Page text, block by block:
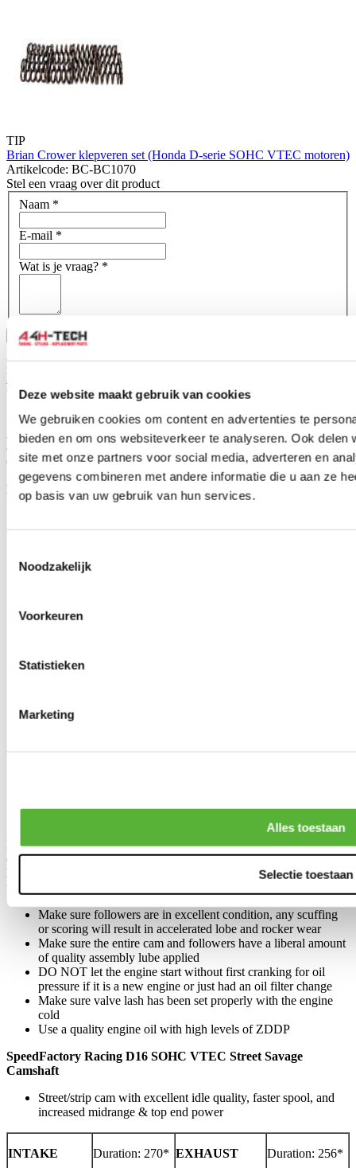
Deze website maakt gebruik van cookies
We gebruiken cookies om content en advertenties te
bieden en om ons websiteverkeer te analyseren. Ook
site met onze partners voor social media, adverteren en
gegevens combineren met andere informatie die u aan ze
op basis van uw gebruik van hun services.
Noodzakelijk
Voorkeuren
Statistieken
Marketing
Alles toestaan
Selectie toestaan
TIP
Brian Crower klepveren set (Honda D-serie SOHC VTEC motoren)
Artikelcode: BC-BC1070
Stel een vraag over dit product
Naam *
E-mail *
Wat is je vraag? *
Bevestig
Dit formulier wordt beschermd door reCAPTCHA - het
Privacybeleid van Google
toepassing.
Schrijf je eigen review
Alleen geregistreerde gebruikers kunnen reviews schrijven.Log in
of
Omschrijving
Product Notes:
manufactured using new chill-cast blanks for superior wear
heat treatments etc.
Upgraded valve springs are required.
Special Note
highly recommended. Results will vary based on the quality
and combination of parts used and tuning.
High performance camshafts put greater stress on valvetrain
Initial engine startup procedure after installation of your new
camshaft is critical – the majority of all issues arise in this period and
have to do with inadequate lubrication, improper valve lash, or the
use of followers that are not in good condition.
Make sure followers are in excellent condition, any scuffing
or scoring will result in accelerated lobe and rocker wear
Make sure the entire cam and followers have a liberal amount
of quality assembly lube applied
DO NOT let the engine start without first cranking for oil
pressure if it is a new engine or just had an oil filter change
Make sure valve lash has been set properly with the engine
cold
Use a quality engine oil with high levels of ZDDP
SpeedFactory Racing D16 SOHC VTEC Street Savage
Camshaft
Street/strip cam with excellent idle quality, faster spool, and
increased midrange & top end power
INTAKE Duration: 270* EXHAUST Duration: 256*